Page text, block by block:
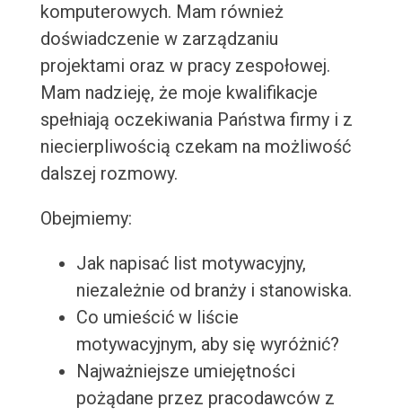
komputerowych. Mam również
doświadczenie w zarządzaniu
projektami oraz w pracy zespołowej.
Mam nadzieję, że moje kwalifikacje
spełniają oczekiwania Państwa firmy i z
niecierpliwością czekam na możliwość
dalszej rozmowy.
Obejmiemy:
Jak napisać list motywacyjny,
niezależnie od branży i stanowiska.
Co umieścić w liście
motywacyjnym, aby się wyróżnić?
Najważniejsze umiejętności
pożądane przez pracodawców z